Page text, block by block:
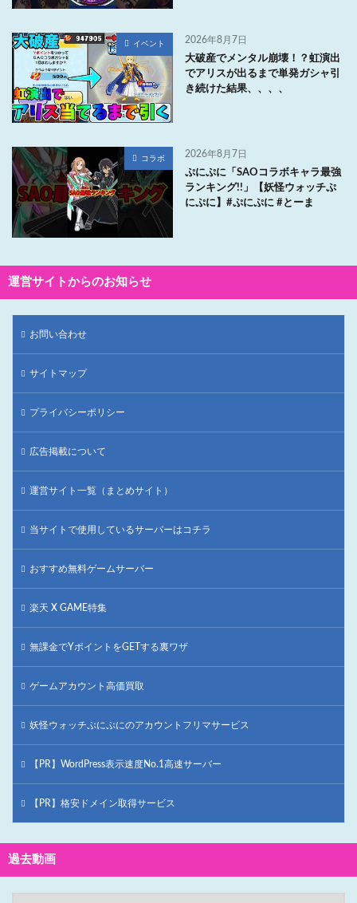
イベント 2026年8月7日
大破産でメンタル崩壊！？虹演出
でアリスが出るまで単発ガシャ引
き続けた結果、、、、
コラボ 2026年8月7日
ぷにぷに「SAOコラボキャラ最強
ランキング!!」【妖怪ウォッチぷ
にぷに】#ぷにぷに #とーま
運営サイトからのお知らせ
お問い合わせ
サイトマップ
プライバシーポリシー
広告掲載について
運営サイト一覧（まとめサイト）
当サイトで使用しているサーバーはコチラ
おすすめ無料ゲームサーバー
楽天 X GAME特集
無課金でYポイントをGETする裏ワザ
ゲームアカウント高価買取
妖怪ウォッチぷにぷにのアカウントフリマサービス
【PR】WordPress表示速度No.1高速サーバー
【PR】格安ドメイン取得サービス
過去動画